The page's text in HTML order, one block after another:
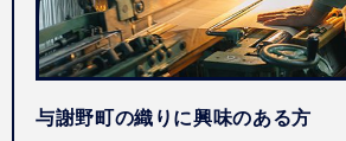
与謝野町の織りに興味のある方